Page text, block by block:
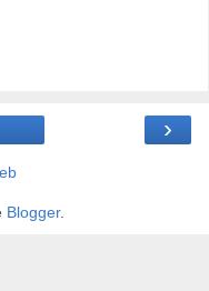
›
Blogger.